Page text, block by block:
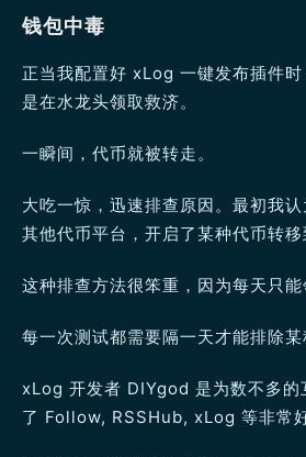
钱包中毒
正当我配置好 xLog 一键发布插件
是在水龙头领取救济。
一瞬间，代币就被转走。
大吃一惊，迅速排查原因。最初我
其他代币平台，开启了某种代币转移
这种排查方法很笨重，因为每天只能
每一次测试都需要隔一天才能排除某
xLog 开发者 DIYgod 是为数不多的
了 Follow, RSSHub, xLog 等非常好